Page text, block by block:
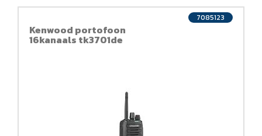
Kenwood portofoon
16kanaals tk3701de
7085123